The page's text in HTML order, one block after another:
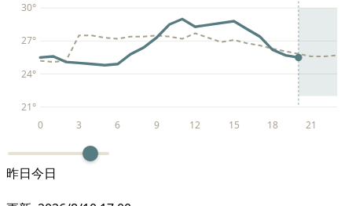
21°
24°
27°
30°
0 3 6 9 12 15 18 21
昨日今日